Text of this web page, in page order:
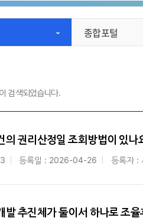
종합포털
검색되었습니다.
의 권리산정일 조회방법이 있나
등록일 : 2026-04-26 등록자 :
발 추진체가 둘이서 하나로 조